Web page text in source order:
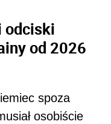
odciski
od 2026
spoza
osobiście